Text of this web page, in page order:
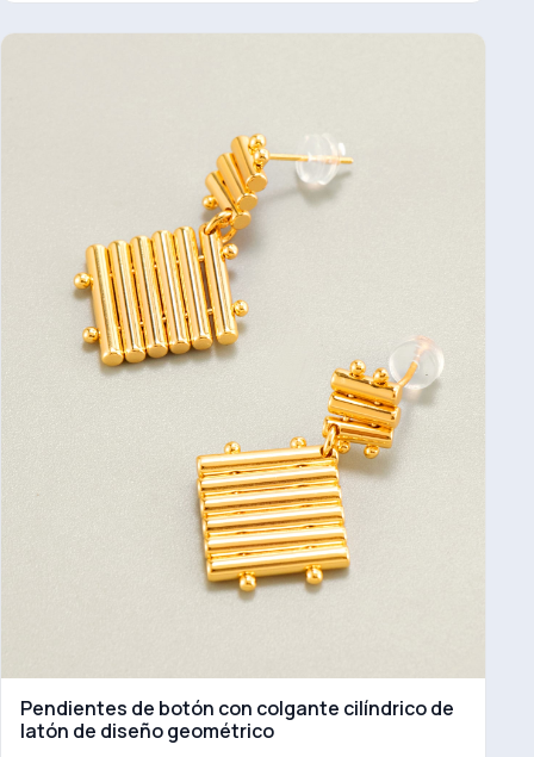
Pendientes de botón con colgante cilíndrico de
latón de diseño geométrico